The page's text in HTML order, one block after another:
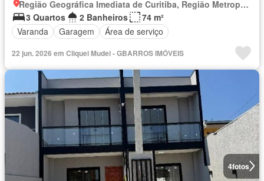
Região Geográfica Imediata de Curitiba, Região Metropolitana de Curitiba
3 Quartos
2 Banheiros
74 m²
Varanda
Garagem Área de serviço
22 jun. 2026 em Cliquei Mudei - GBARROS IMÓVEIS
4fotos